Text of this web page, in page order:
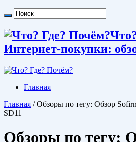
Интернет-покупки:
Главная
Главная / Обзоры по тегу: Обзор Sofirn
SD11
Обзоры по тегу: